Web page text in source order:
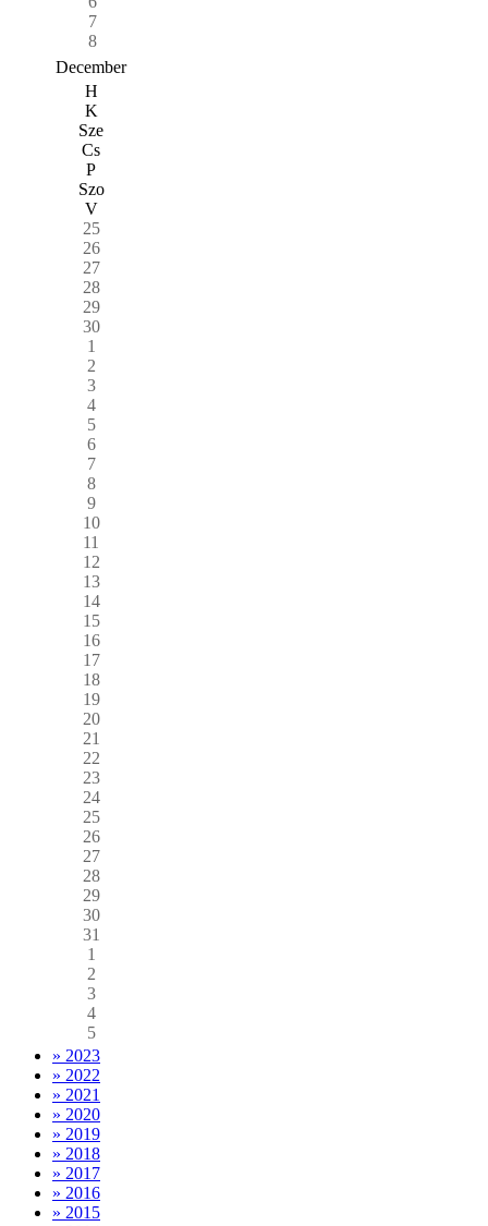
7
8
December
H
K
Sze
Cs
P
Szo
V
25
26
27
28
29
30
1
2
3
4
5
6
7
8
9
10
11
12
13
14
15
16
17
18
19
20
21
22
23
24
25
26
27
28
29
30
31
1
2
3
4
5
» 2023
» 2022
» 2021
» 2020
» 2019
» 2018
» 2017
» 2016
» 2015